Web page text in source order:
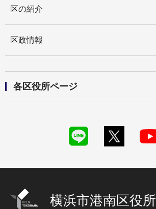
区の紹介
区政情報
各区役所ページ
横浜市港南区役所